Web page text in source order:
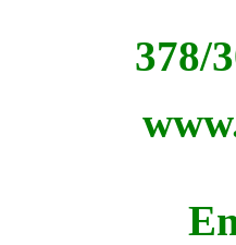
378/